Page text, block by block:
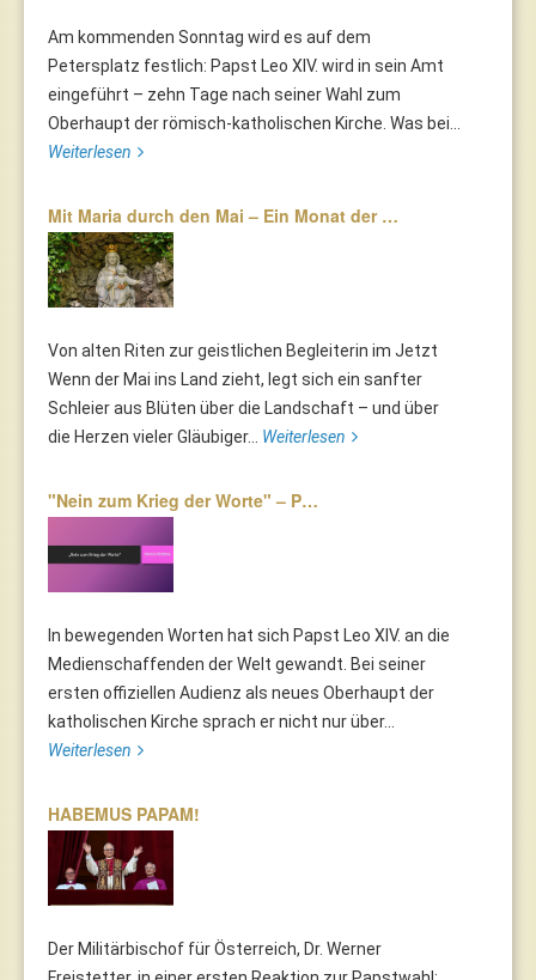
Am kommenden Sonntag wird es auf dem
Petersplatz festlich: Papst Leo XIV. wird in sein Amt
eingeführt – zehn Tage nach seiner Wahl zum
Oberhaupt der römisch-katholischen Kirche. Was bei...
Weiterlesen
Mit Maria durch den Mai – Ein Monat der …
Von alten Riten zur geistlichen Begleiterin im Jetzt
Wenn der Mai ins Land zieht, legt sich ein sanfter
Schleier aus Blüten über die Landschaft – und über
die Herzen vieler Gläubiger... Weiterlesen
"Nein zum Krieg der Worte" – P…
In bewegenden Worten hat sich Papst Leo XIV. an die
Medienschaffenden der Welt gewandt. Bei seiner
ersten offiziellen Audienz als neues Oberhaupt der
katholischen Kirche sprach er nicht nur über...
Weiterlesen
HABEMUS PAPAM!
Der Militärbischof für Österreich, Dr. Werner